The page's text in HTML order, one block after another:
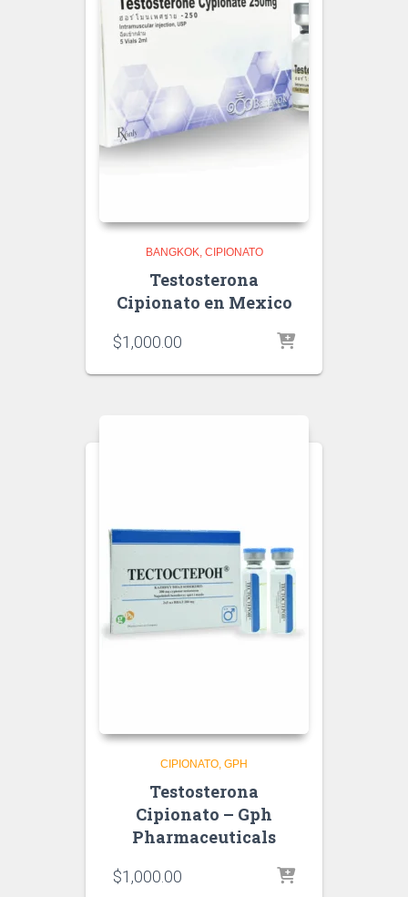
BANGKOK CIPIONATO
Testosterona
Cipionato en Mexico
$1,000.00
CIPIONATO GPH
Testosterona
Cipionato – Gph
Pharmaceuticals
$1,000.00